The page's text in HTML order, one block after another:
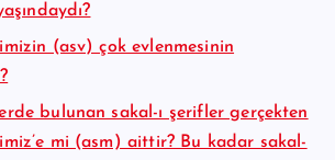
(asv) çok evlenmesinin
bulunan sakal-ı şerifler gerçekten
mi (asm) aittir? Bu kadar sakal-